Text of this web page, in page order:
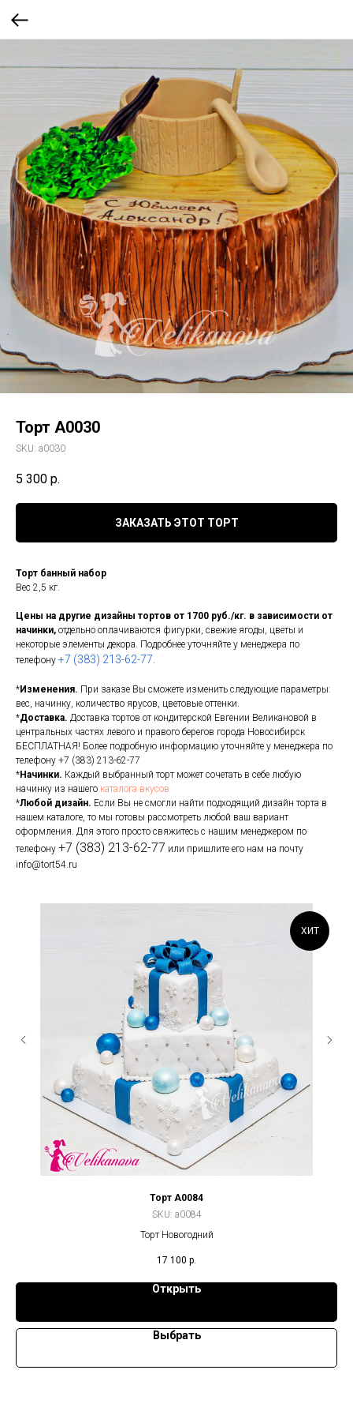
Торт A0030
SKU: a0030
5 300 р.
ЗАКАЗАТЬ ЭТОТ ТОРТ
Торт банный набор
Вес 2,5 кг.
Цены на другие дизайны тортов от 1700 руб./кг. в зависимости от
начинки, отдельно оплачиваются фигурки, свежие ягоды, цветы и
некоторые элементы декора. Подробнее уточняйте у менеджера по
телефону +7 (383) 213-62-77.
*Изменения. При заказе Вы сможете изменить следующие параметры:
вес, начинку, количество ярусов, цветовые оттенки.
*Доставка. Доставка тортов от кондитерской Евгении Великановой в
центральных частях левого и правого берегов города Новосибирск
БЕСПЛАТНАЯ! Более подробную информацию уточняйте у менеджера по
телефону +7 (383) 213-62-77
*Начинки. Каждый выбранный торт может сочетать в себе любую
начинку из нашего каталога вкусов
*Любой дизайн. Если Вы не смогли найти подходящий дизайн торта в
нашем каталоге, то мы готовы рассмотреть любой ваш вариант
оформления. Для этого просто свяжитесь с нашим менеджером по
телефону +7 (383) 213-62-77 или пришлите его нам на почту
info@tort54.ru
ХИТ
Торт A0084
SKU: a0084
Торт Новогодний
17 100 р.
Открыть
Выбрать